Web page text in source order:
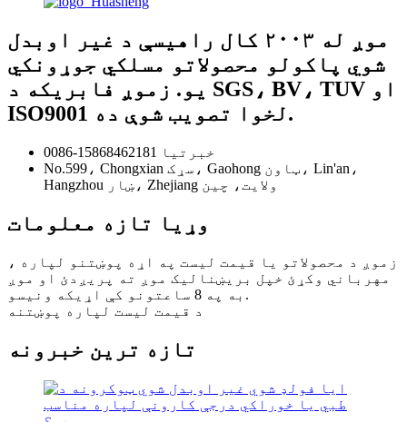
موږ له ۲۰۰۳ کال راهیسې د غیر اوبدل
شوي پاکولو محصولاتو مسلکي جوړونکي
یو. زموږ فابریکه د SGS، BV، TUV او
ISO9001 لخوا تصویب شوې ده.
0086-15868462181 خبرتیا
No.599، Chongxian سړک، Gaohong ټاون، Lin'an،
Hangzhou ښار، Zhejiang ولايت، چين
وړیا تازه معلومات
زموږ د محصولاتو یا قیمت لیست په اړه پوښتنو لپاره ،
مهرباني وکړئ خپل بریښنالیک موږ ته پریږدئ او موږ
به په 8 ساعتونو کې اړیکه ونیسو.
د قیمت لیست لپاره پوښتنه
تازه ترین خبرونه